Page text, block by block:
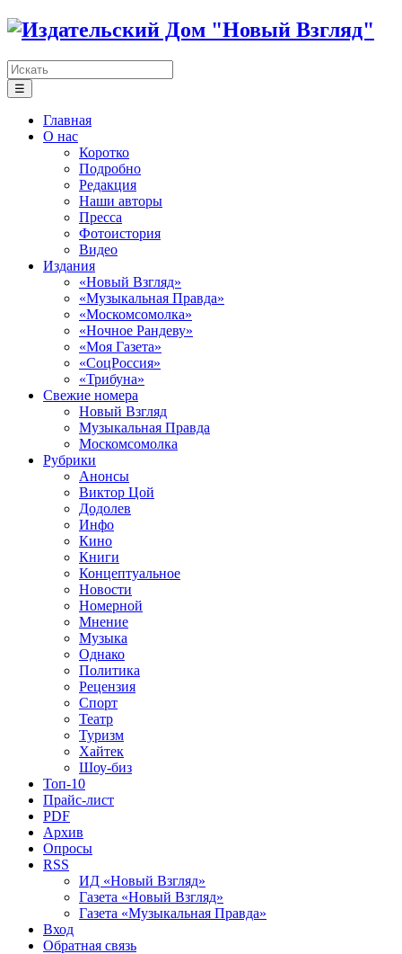
☰
Главная
О нас
Коротко
Подробно
Редакция
Наши авторы
Пресса
Фотоистория
Видео
Издания
«Новый Взгляд»
«Музыкальная Правда»
«Москомсомолка»
«Ночное Рандеву»
«Моя Газета»
«СоцРоссия»
«Трибуна»
Свежие номера
Новый Взгляд
Музыкальная Правда
Москомсомолка
Рубрики
Анонсы
Виктор Цой
Додолев
Инфо
Кино
Книги
Концептуальное
Новости
Номерной
Мнение
Музыка
Однако
Политика
Рецензия
Спорт
Театр
Туризм
Хайтек
Шоу-биз
Топ-10
Прайс-лист
PDF
Архив
Опросы
RSS
ИД «Новый Взгляд»
Газета «Новый Взгляд»
Газета «Музыкальная Правда»
Вход
Обратная связь